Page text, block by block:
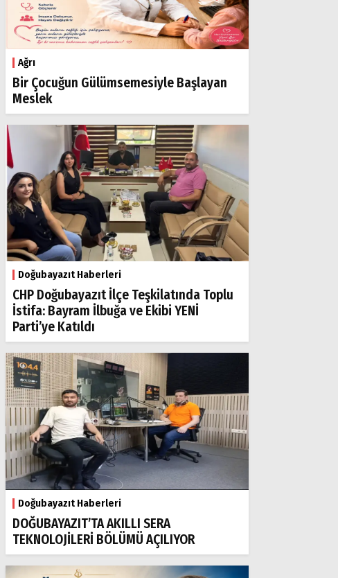
Ağrı
Bir Çocuğun Gülümsemesiyle Başlayan
Meslek
Doğubayazıt Haberleri
CHP Doğubayazıt İlçe Teşkilatında Toplu
İstifa: Bayram İlbuğa ve Ekibi YENİ
Parti’ye Katıldı
Doğubayazıt Haberleri
DOĞUBAYAZIT’TA AKILLI SERA
TEKNOLOJİLERİ BÖLÜMÜ AÇILIYOR